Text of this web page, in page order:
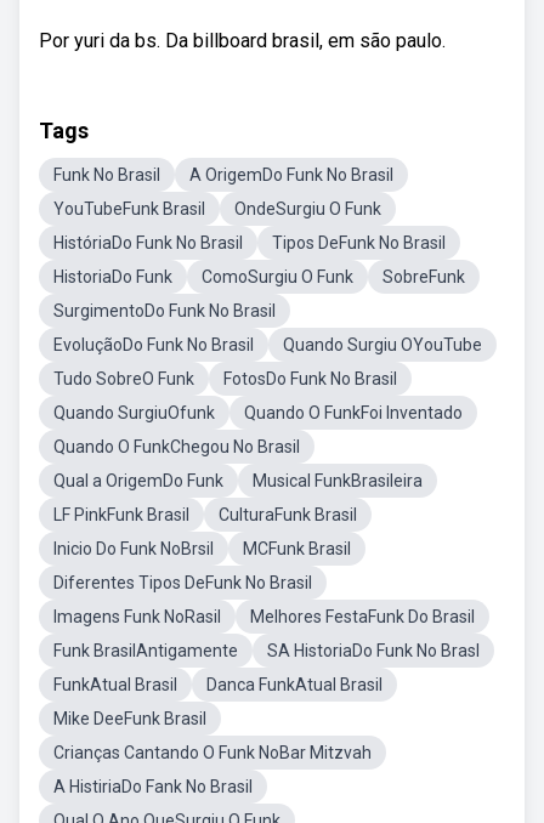
Por yuri da bs. Da billboard brasil, em são paulo.
Tags
Funk No Brasil
A OrigemDo Funk No Brasil
YouTubeFunk Brasil
OndeSurgiu O Funk
HistóriaDo Funk No Brasil
Tipos DeFunk No Brasil
HistoriaDo Funk
ComoSurgiu O Funk
SobreFunk
SurgimentoDo Funk No Brasil
EvoluçãoDo Funk No Brasil
Quando Surgiu OYouTube
Tudo SobreO Funk
FotosDo Funk No Brasil
Quando SurgiuOfunk
Quando O FunkFoi Inventado
Quando O FunkChegou No Brasil
Qual a OrigemDo Funk
Musical FunkBrasileira
LF PinkFunk Brasil
CulturaFunk Brasil
Inicio Do Funk NoBrsil
MCFunk Brasil
Diferentes Tipos DeFunk No Brasil
Imagens Funk NoRasil
Melhores FestaFunk Do Brasil
Funk BrasilAntigamente
SA HistoriaDo Funk No Brasl
FunkAtual Brasil
Danca FunkAtual Brasil
Mike DeeFunk Brasil
Crianças Cantando O Funk NoBar Mitzvah
A HistiriaDo Fank No Brasil